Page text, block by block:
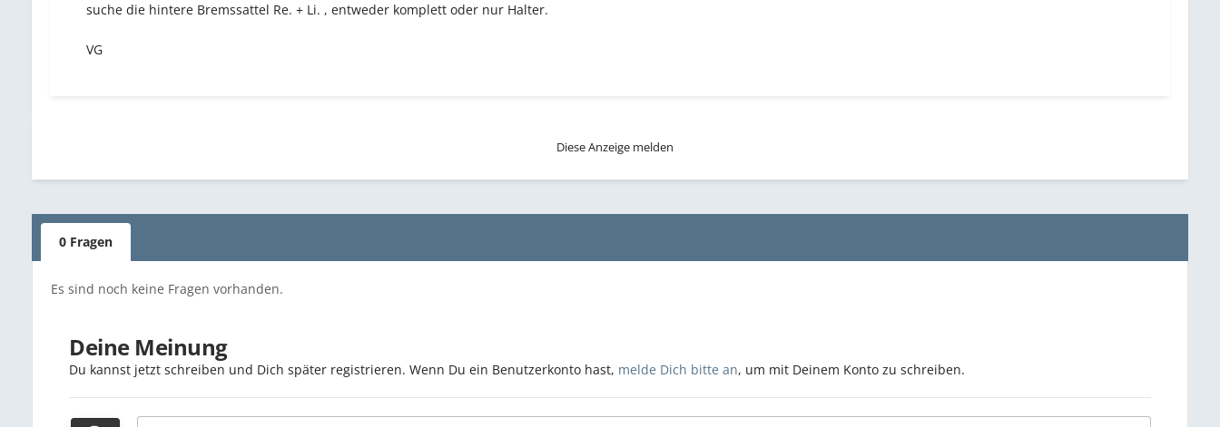
suche die hintere Bremssattel Re. + Li. , entweder komplett oder nur Halter.
VG
Diese Anzeige melden
0 Fragen
Es sind noch keine Fragen vorhanden.
Deine Meinung
Du kannst jetzt schreiben und Dich später registrieren. Wenn Du ein Benutzerkonto hast, melde Dich bitte an, um mit Deinem Konto zu schreiben.